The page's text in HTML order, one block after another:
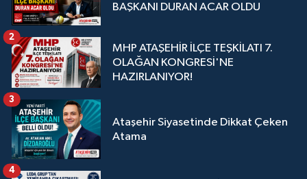
BAŞKANI DURAN ACAR OLDU
MHP ATAŞEHİR İLÇE TEŞKİLATI 7.
OLAĞAN KONGRESİ'NE
HAZIRLANIYOR!
2
Ataşehir Siyasetinde Dikkat Çeken
Atama
3
4